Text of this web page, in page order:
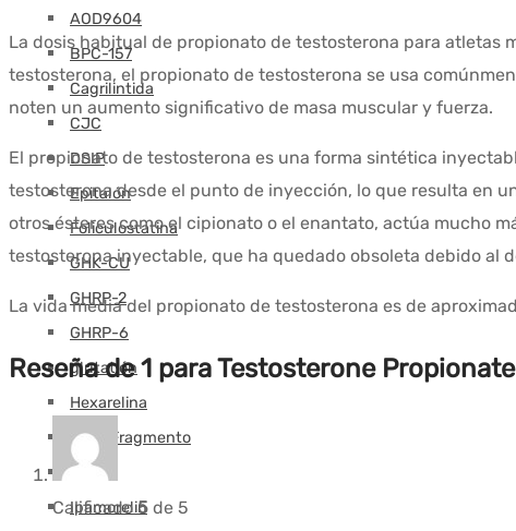
AOD9604
BPC-157
Cagrilintida
CJC
DSIP
Epitalón
Foliculostatina
GHK-CU
GHRP-2
GHRP-6
glutatión
Hexarelina
HGH-Fragmento
FCI
Ipamorelin
La dosis habitual de propionato de testosterona para atletas
testosterona, el propionato de testosterona se usa
noten un aumento significativo de masa muscular y fuerza.
El propionato de testosterona es una forma sintética
testosterona desde el punto de inyección, lo que resulta en
otros ésteres como el cipionato o el enantato, actúa mucho
testosterona inyectable, que ha quedado obsoleta debido al
La vida media del propionato de testosterona es de
Reseña de 1 paraTestosterone
Calificado5 de 5